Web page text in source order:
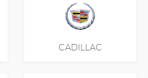
CADILLAC